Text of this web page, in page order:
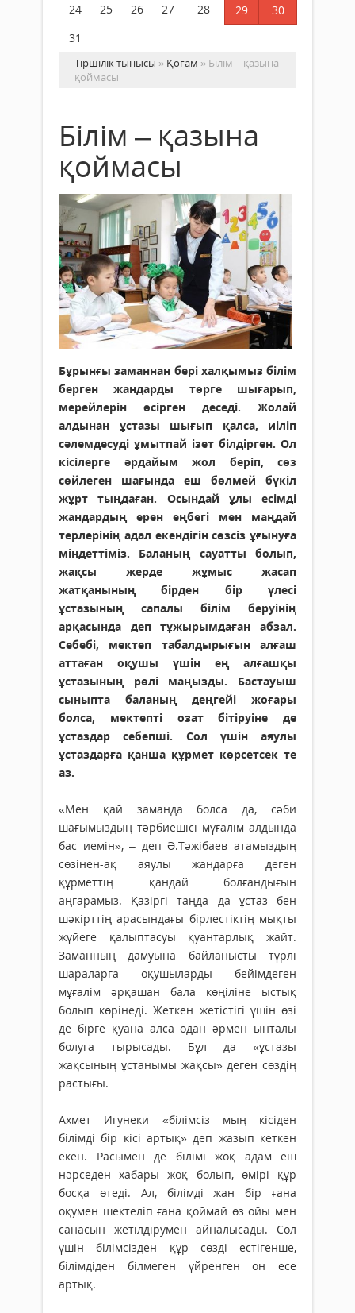
24
25 26 27 28 29
30
31
Тіршілік тынысы » Қоғам » Білім – қазына
қоймасы
Білім – қазына
қоймасы
Бұрынғы заманнан бері халқымыз білім
берген жандарды төрге шығарып,
мерейлерін өсірген деседі. Жолай
алдынан ұстазы шығып қалса, иіліп
сәлемдесуді ұмытпай ізет білдірген. Ол
кісілерге әрдайым жол беріп, сөз
сөйлеген шағында еш бөлмей бүкіл
жұрт тыңдаған. Осындай ұлы есімді
жандардың ерен еңбегі мен маңдай
терлерінің адал екендігін сөзсіз ұғынуға
міндеттіміз. Баланың сауатты болып,
жақсы жерде жұмыс жасап
жатқанының бірден бір үлесі
ұстазының сапалы білім беруінің
арқасында деп тұжырымдаған абзал.
Себебі, мектеп табалдырығын алғаш
аттаған оқушы үшін ең алғашқы
ұстазының рөлі маңызды. Бастауыш
сыныпта баланың деңгейі жоғары
болса, мектепті озат бітіруіне де
ұстаздар себепші. Сол үшін аяулы
ұстаздарға қанша құрмет көрсетсек те
аз.
«Мен қай заманда болса да, сәби
шағымыздың тәрбиешісі мұғалім алдында
бас иемін», – деп Ә.Тәжібаев атамыздың
сөзінен-ақ аяулы жандарға деген
құрметтің қандай болғандығын
аңғарамыз. Қазіргі таңда да ұстаз бен
шәкірттің арасындағы бірлестіктің мықты
жүйеге қалыптасуы қуантарлық жайт.
Заманның дамуына байланысты түрлі
шараларға оқушыларды бейімдеген
мұғалім әрқашан бала көңіліне ыстық
болып көрінеді. Жеткен жетістігі үшін өзі
де бірге қуана алса одан әрмен ынталы
болуға тырысады. Бұл да «ұстазы
жақсының ұстанымы жақсы» деген сөздің
растығы.
Ахмет Игунеки «білімсіз мың кісіден
білімді бір кісі артық» деп жазып кеткен
екен. Расымен де білімі жоқ адам еш
нәрседен хабары жоқ болып, өмірі құр
босқа өтеді. Ал, білімді жан бір ғана
оқумен шектеліп ғана қоймай өз ойы мен
санасын жетілдірумен айналысады. Сол
үшін білімсізден құр сөзді естігенше,
білімдіден білмеген үйренген он есе
артық.